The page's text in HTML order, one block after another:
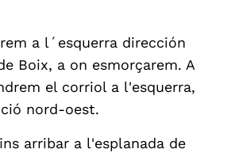
a l´esquerra dirección
Boix, a on esmorçarem. A
el corriol a l'esquerra,
nord-oest.
arribar a l'esplanada de